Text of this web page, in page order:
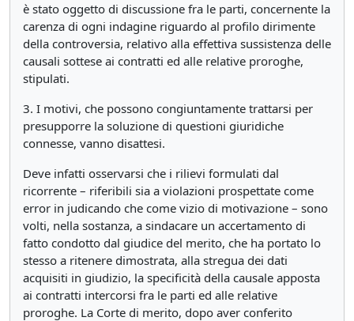
è stato oggetto di discussione fra le parti, concernente la
carenza di ogni indagine riguardo al profilo dirimente
della controversia, relativo alla effettiva sussistenza delle
causali sottese ai contratti ed alle relative proroghe,
stipulati.
3. I motivi, che possono congiuntamente trattarsi per
presupporre la soluzione di questioni giuridiche
connesse, vanno disattesi.
Deve infatti osservarsi che i rilievi formulati dal
ricorrente – riferibili sia a violazioni prospettate come
error in judicando che come vizio di motivazione – sono
volti, nella sostanza, a sindacare un accertamento di
fatto condotto dal giudice del merito, che ha portato lo
stesso a ritenere dimostrata, alla stregua dei dati
acquisiti in giudizio, la specificità della causale apposta
ai contratti intercorsi fra le parti ed alle relative
proroghe. La Corte di merito, dopo aver conferito